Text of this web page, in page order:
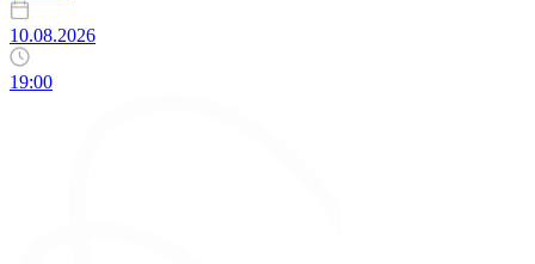
10.08.2026
19:00